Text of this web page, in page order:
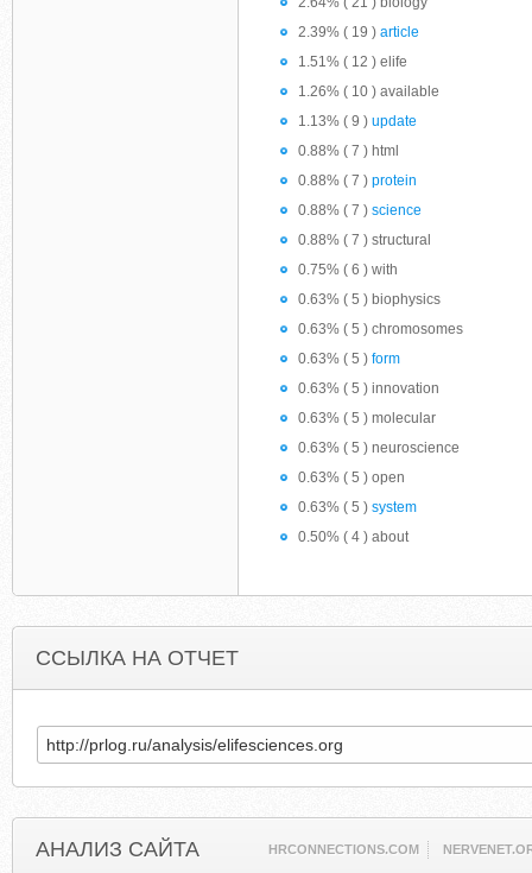
2.39% ( 19 ) article
1.51% ( 12 ) elife
1.26% ( 10 ) available
1.13% ( 9 ) update
0.88% ( 7 ) html
0.88% ( 7 ) protein
0.88% ( 7 ) science
0.88% ( 7 ) structural
0.75% ( 6 ) with
0.63% ( 5 ) biophysics
0.63% ( 5 ) chromosomes
0.63% ( 5 ) form
0.63% ( 5 ) innovation
0.63% ( 5 ) molecular
0.63% ( 5 ) neuroscience
0.63% ( 5 ) open
0.63% ( 5 ) system
0.50% ( 4 ) about
ССЫЛКА НА ОТЧЕТ
АНАЛИЗ САЙТА HRCONNECTIONS.COM